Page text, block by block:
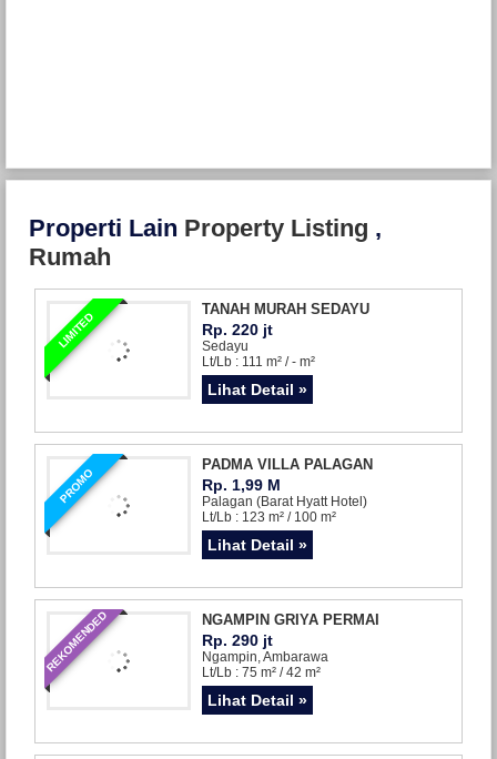
Properti Lain Property Listing ,
Rumah
LIMITED
TANAH MURAH SEDAYU
Rp. 220 jt
Sedayu
Lt/Lb : 111 m² / - m²
Lihat Detail »
PROMO
PADMA VILLA PALAGAN
Rp. 1,99 M
Palagan (Barat Hyatt Hotel)
Lt/Lb : 123 m² / 100 m²
Lihat Detail »
REKOMENDED NGAMPIN GRIYA PERMAI
Rp. 290 jt
Ngampin, Ambarawa
Lt/Lb : 75 m² / 42 m²
Lihat Detail »